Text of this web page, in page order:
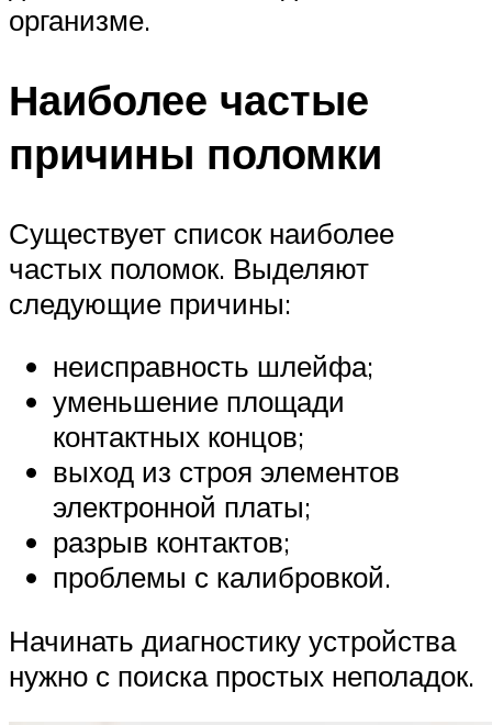
организме.
Наиболее частые
причины поломки
Существует список наиболее
частых поломок. Выделяют
следующие причины:
неисправность шлейфа;
уменьшение площади
контактных концов;
выход из строя элементов
электронной платы;
разрыв контактов;
проблемы с калибровкой.
Начинать диагностику устройства
нужно с поиска простых неполадок.